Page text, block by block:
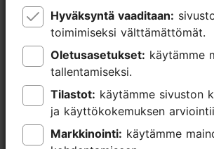
Hyväksyntä vaaditaan:
toimimiseksi välttämättömät.
Oletusasetukset:
tallentamiseksi.
Tilastot:
ja käyttökokemuksen
Markkinointi:
Hyväksyntä vaaditaan:
toimimiseksi välttämättömät.
Oletusasetukset:
tallentamiseksi.
Tilastot:
ja käyttökokemuksen
Markkinointi: